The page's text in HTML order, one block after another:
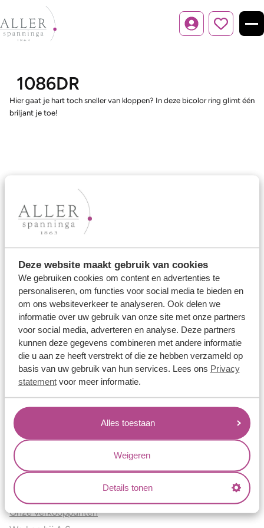
Deze website maakt gebruik van cookies
We gebruiken cookies om content en advertenties te
personaliseren, om functies voor social media te bieden en
om ons websiteverkeer te analyseren. Ook delen we
informatie over uw gebruik van onze site met onze partners
voor social media, adverteren en analyse. Deze partners
kunnen deze gegevens combineren met andere informatie
die u aan ze heeft verstrekt of die ze hebben verzameld op
basis van uw gebruik van hun services. Lees ons Privacy
statementvoor meer informatie.
Alles toestaan
Weigeren
Details tonen
Inloggen
1086DR
Hier gaat je hart toch sneller van kloppen? In deze bicolor ring glimt één
briljant je toe!
Ons aanbod
Trouwringen
Memoireringen
Verlovingsringen
Vriendschapsringen
Over ons
Aller Spanninga
Historie
Certificaten
Blogs
Jouw voordelen
Conflictvrije Materialen
Oneindig veel mogelijkheden
Kwaliteit
Juweliers & Contact
Onze verkooppunten